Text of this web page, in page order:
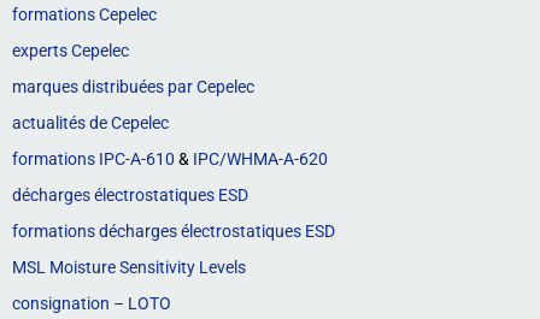
formations Cepelec
experts Cepelec
marques distribuées par Cepelec
actualités de Cepelec
formations IPC-A-610 & IPC/WHMA-A-620
décharges électrostatiques ESD
formations décharges électrostatiques ESD
MSL Moisture Sensitivity Levels
consignation – LOTO